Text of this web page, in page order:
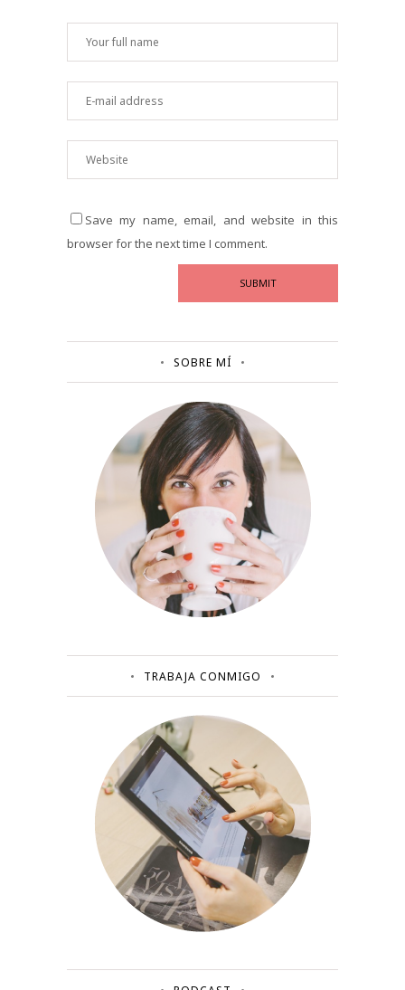
Save my name, email, and website in this
browser for the next time I comment.
SOBRE MÍ
TRABAJA CONMIGO